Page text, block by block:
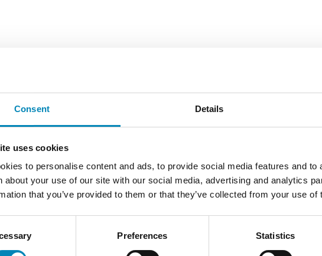
Consent Details
uses cookies
to personalise content and ads, to provide social media features and
about your use of our site with our social media, advertising and analytics
that you’ve provided to them or that they’ve collected from your use of
Preferences Statistics
Gratis tilbud
FÅ TEGNET DIT PROJEKT